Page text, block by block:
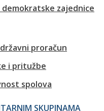
zajednice
proračun
i pritužbe
spolova
SKUPINAMA